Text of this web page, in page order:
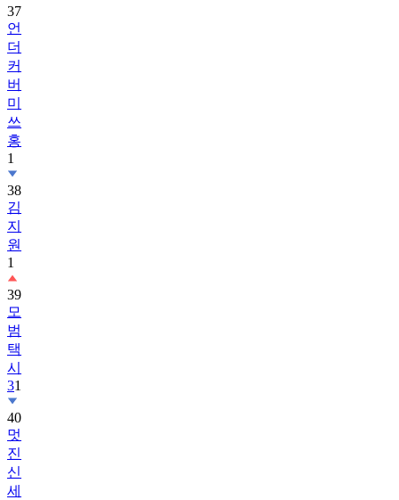
37
언
더
커
버
미
쓰
홍
1
38
김
지
원
1
39
모
범
택
시
31
40
멋
진
신
세